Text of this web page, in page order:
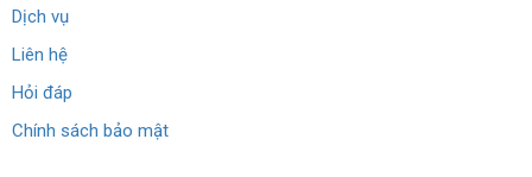
Dịch vụ
Liên hệ
Hỏi đáp
Chính sách bảo mật